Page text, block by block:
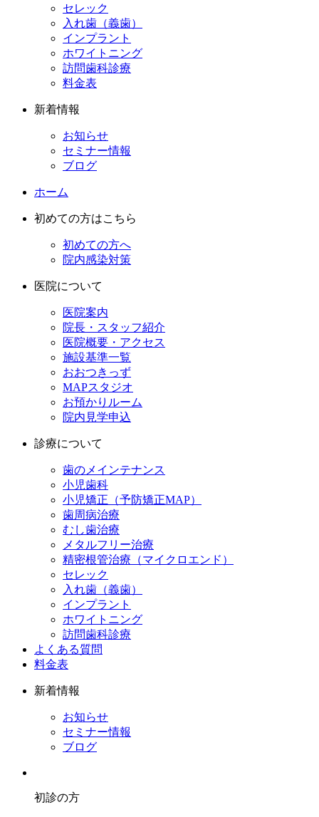
セレック
入れ歯（義歯）
インプラント
ホワイトニング
訪問歯科診療
料金表
新着情報
お知らせ
セミナー情報
ブログ
ホーム
初めての方はこちら
初めての方へ
院内感染対策
医院について
医院案内
院長・スタッフ紹介
医院概要・アクセス
施設基準一覧
おおつきっず
MAPスタジオ
お預かりルーム
院内見学申込
診療について
歯のメインテナンス
小児歯科
小児矯正（予防矯正MAP）
歯周病治療
むし歯治療
メタルフリー治療
精密根管治療（マイクロエンド）
セレック
入れ歯（義歯）
インプラント
ホワイトニング
訪問歯科診療
よくある質問
料金表
新着情報
お知らせ
セミナー情報
ブログ
初診の方